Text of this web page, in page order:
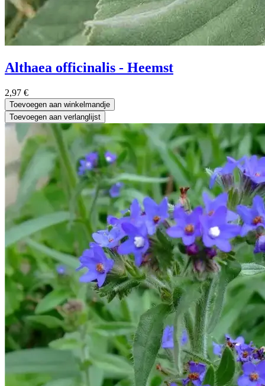
Althaea officinalis - Heemst
2,97 €
Toevoegen aan winkelmandje
Toevoegen aan verlanglijst